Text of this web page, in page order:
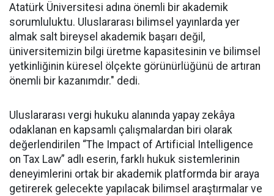
Atatürk Üniversitesi adına önemli bir akademik
sorumluluktu. Uluslararası bilimsel yayınlarda yer
almak salt bireysel akademik başarı değil,
üniversitemizin bilgi üretme kapasitesinin ve bilimsel
yetkinliğinin küresel ölçekte görünürlüğünü de artıran
önemli bir kazanımdır." dedi.
Uluslararası vergi hukuku alanında yapay zekâya
odaklanan en kapsamlı çalışmalardan biri olarak
değerlendirilen “The Impact of Artificial Intelligence
on Tax Law” adlı eserin, farklı hukuk sistemlerinin
deneyimlerini ortak bir akademik platformda bir araya
getirerek gelecekte yapılacak bilimsel araştırmalar ve